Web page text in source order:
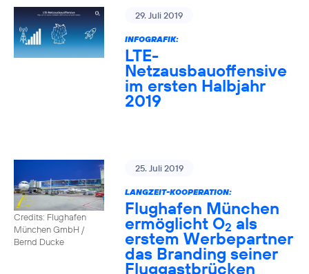
29. Juli 2019
INFOGRAFIK:
LTE-
Netzausbauoffensive
im ersten Halbjahr
2019
Credits: Flughafen
München GmbH /
Bernd Ducke
25. Juli 2019
LANGZEIT-KOOPERATION:
Flughafen München
ermöglicht O2 als
erstem Werbepartner
das Branding seiner
Fluggastbrücken